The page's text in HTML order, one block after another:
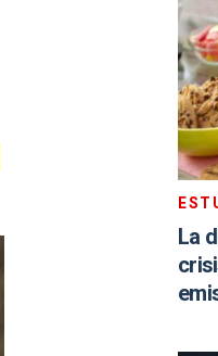
La